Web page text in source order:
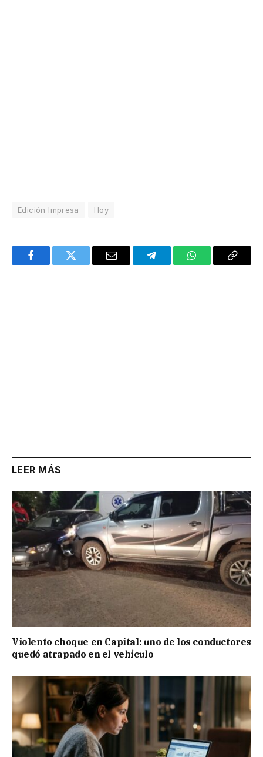
Edición Impresa Hoy
FacebookTwitter Email TelegramWhatsAppCopy
LEER MÁS
Violento choque en Capital: uno de los conductores
quedó atrapado en el vehículo